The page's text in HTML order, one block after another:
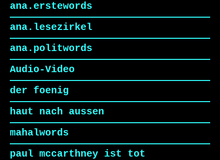
ana.erstewords
ana.lesezirkel
ana.politwords
Audio-Video
der foenig
haut nach aussen
mahalwords
paul mccarthney ist tot